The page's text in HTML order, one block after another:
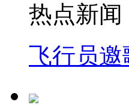
热点新闻
飞行员